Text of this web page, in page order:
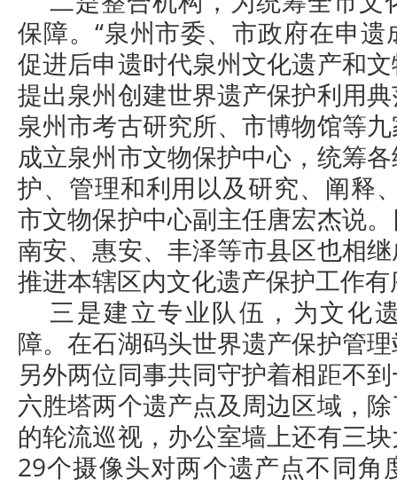
保障。“泉州市委、市政府在申
促进后申遗时代泉州文化遗产和
提出泉州创建世界遗产保护利用
泉州市考古研究所、市博物馆等
成立泉州市文物保护中心，统筹
护、管理和利用以及研究、阐释
市文物保护中心副主任唐宏杰说
南安、惠安、丰泽等市县区也相
推进本辖区内文化遗产保护工作
三是建立专业队伍，为文化
障。在石湖码头世界遗产保护管
另外两位同事共同守护着相距不
六胜塔两个遗产点及周边区域，
的轮流巡视，办公室墙上还有三
29个摄像头对两个遗产点不同角